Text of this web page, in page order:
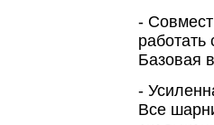
-
Базовая
-
Все